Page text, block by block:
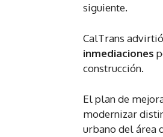
siguiente.
CalTrans
inmediaciones
construcción.
El plan de
modernizar
urbano del área